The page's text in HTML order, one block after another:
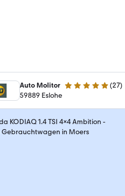
Auto Molitor 4.8 Sterne (27)
59889 Eslohe